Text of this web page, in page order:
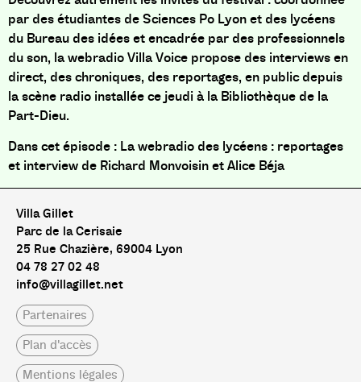
par des étudiantes de Sciences Po Lyon et des lycéens
du Bureau des idées et encadrée par des professionnels
du son, la webradio Villa Voice propose des interviews en
direct, des chroniques, des reportages, en public depuis
la scène radio installée ce jeudi à la Bibliothèque de la
Part-Dieu.
Dans cet épisode : La webradio des lycéens : reportages
et interview de Richard Monvoisin et Alice Béja
Villa Gillet
Parc de la Cerisaie
25 Rue Chazière, 69004 Lyon
04 78 27 02 48
info@villagillet.net
Partenaires
Plan d'accès
Mentions légales